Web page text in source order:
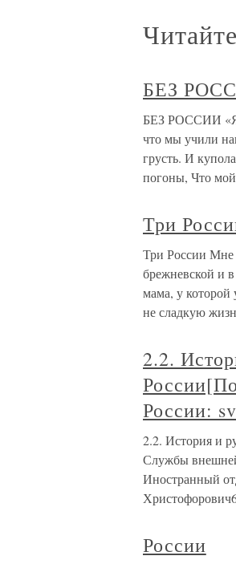
БЕЗ
БЕЗ РОССИИ «Я
что мы учили
грусть. И
погоны, Что
Три
Три России Мне
брежневской и
мама, у
не сладкую
2.2.
России:
2.2. История и
Службы внешней
Иностранный
России